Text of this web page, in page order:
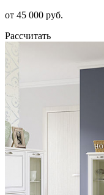
от 45 000 руб.
Рассчитать